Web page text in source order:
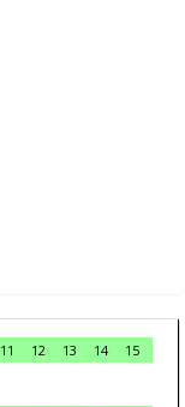
11 12 13 14
15